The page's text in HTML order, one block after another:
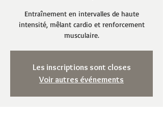
Entraînement en intervalles de haute
intensité, mêlant cardio et renforcement
musculaire.
Les inscriptions sont closes
Voir autres événements